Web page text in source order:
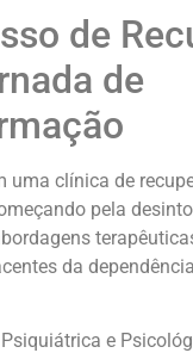
de
de
uma clínica de
pela
da
e